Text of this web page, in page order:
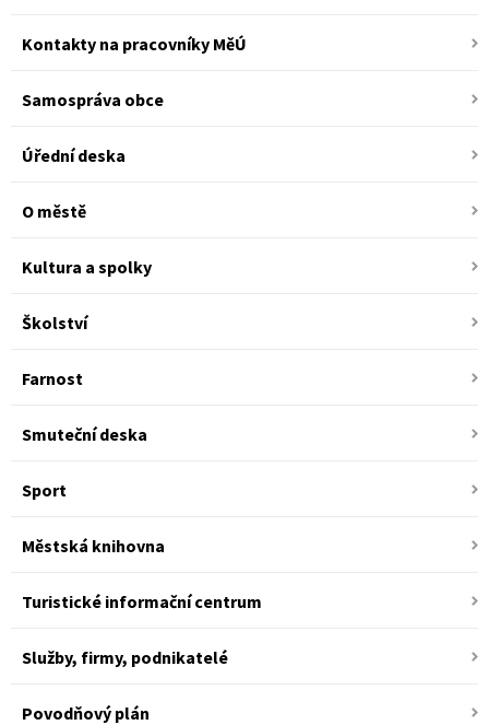
Kontakty na pracovníky MěÚ
Samospráva obce
Úřední deska
O městě
Kultura a spolky
Školství
Farnost
Smuteční deska
Sport
Městská knihovna
Turistické informační centrum
Služby, firmy, podnikatelé
Povodňový plán